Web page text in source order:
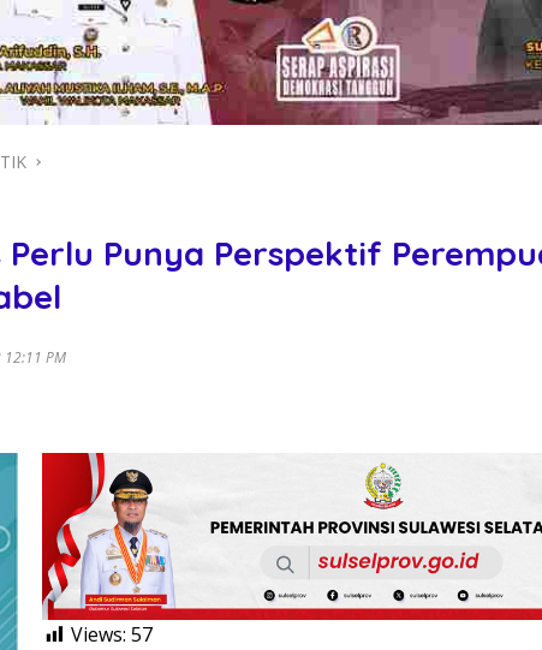
Punya Perspektif
PM
Views: 57